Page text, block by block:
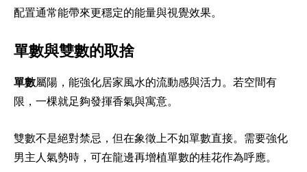
配置通常能帶來更穩定的能量與視覺效果。
單數與雙數的取捨
單數屬陽，能強化居家風水的流動感與活力。若空間有
限，一棵就足夠發揮香氣與寓意。
雙數不是絕對禁忌，但在象徵上不如單數直接。需要強化
男主人氣勢時，可在龍邊再增植單數的桂花作為呼應。